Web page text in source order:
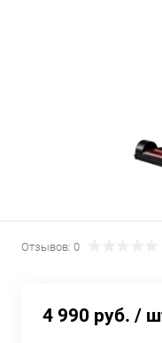
Отзывов: 0
4 990 руб. /